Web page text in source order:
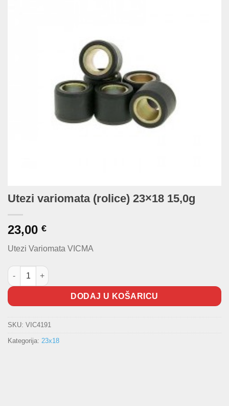
Utezi variomata (rolice) 23×18 15,0g
23,00 €
Utezi Variomata VICMA
Utezi variomata (rolice) 23x18 15,0g količina
DODAJ U KOŠARICU
SKU: VIC4191
Kategorija: 23x18